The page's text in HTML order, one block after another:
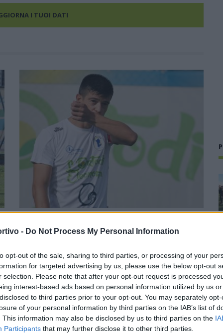
- Do Not Process My Personal Information
opt-out of the sale, sharing to third parties, or processing of your
for targeted advertising by us, please use the below opt-out
selection. Please note that after your opt-out request is processed
interest-based ads based on personal information utilized by us
to third parties prior to your opt-out. You may separately
of your personal information by third parties on the IAB’s list of
This information may also be disclosed by us to third parties on the
Participants that may further disclose it to other third parties.
I TUOI DATI
Mattia Floris dopo 15 anni di serie D
Sarà una delle favorite per il salto in Promozione. La
campagna acquisti del Tertenia è senz'altro faraonica per la
categoria e l'ultimo colpo degli ogliastrini fa rumore perché a
rinforzare la…
Il Pirri si riaffida alle mani esperte di
Busanca: «Ė il ritorno a una storia